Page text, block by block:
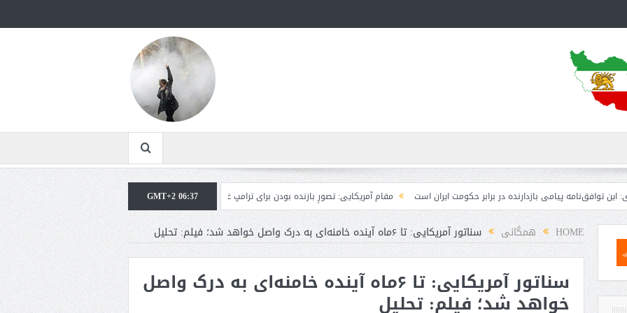
پیامی بازدارنده در برابر حکومت ایران است مقام آمریکایی: تصورِ بازنده بودن برای ترامپ غیرقابل‌تحمل است+فیلم: تحلیل
مقامات آمریکایی: برخی گزارش‌ها موجبGMT+2 06:37
HOME همگانی سناتور آمریکایی: تا ۶ماه آینده خامنه‌ای به درک واصل خواهد شد؛ فیلم: تحلیل
سناتور آمریکایی: تا ۶ماه آینده خامنه‌ای به درک واصل
خواهد شد؛ فیلم: تحلیل